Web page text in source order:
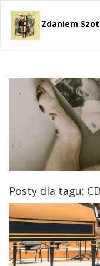
Zdaniem
Posty dla tagu: